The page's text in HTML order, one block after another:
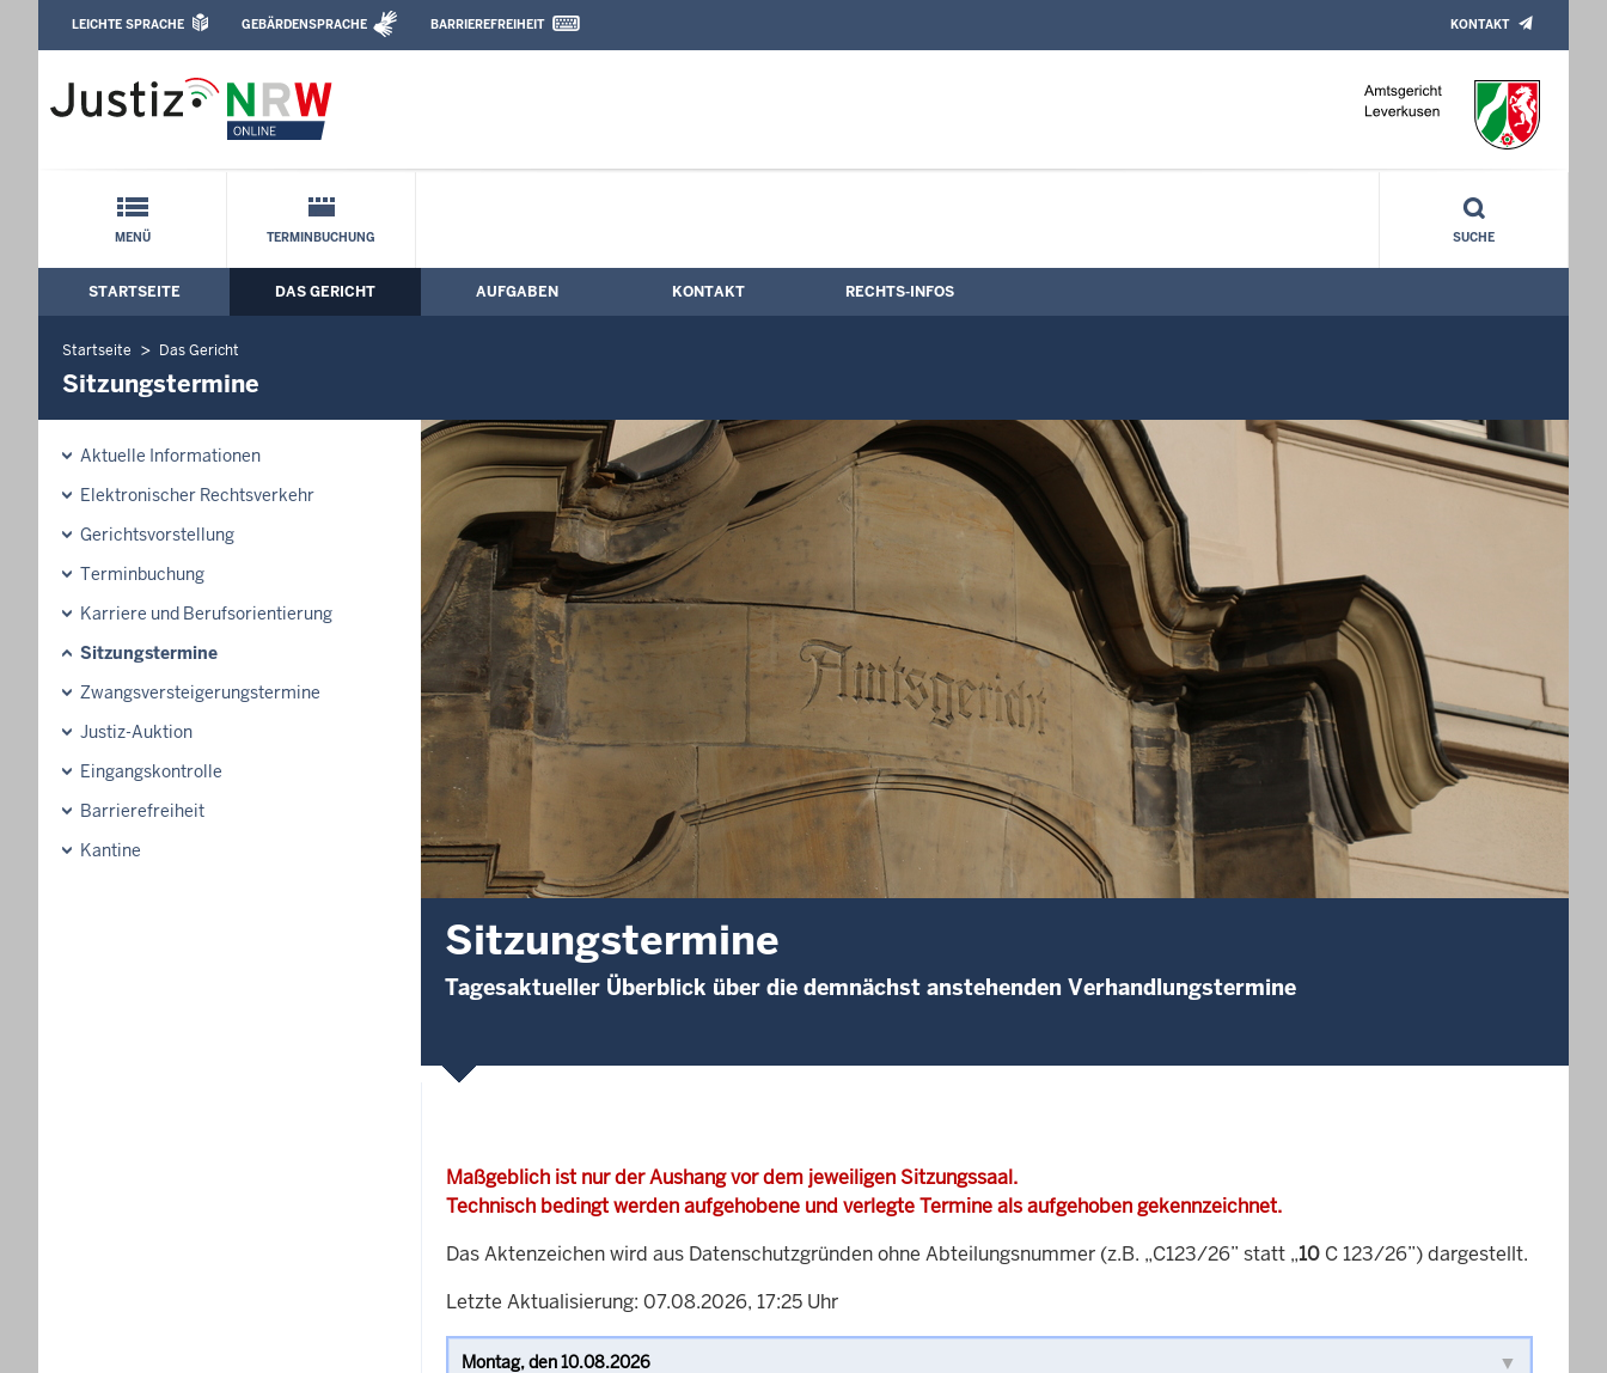
Amtsgericht Leverkusen: Sitzungstermine
Leichte Sprache, Gebärdensprachenvideo und Kontaktformular
LEICHTE SPRACHE GEBÄRDENSPRACHE BARRIEREFREIHEIT KONTAKT
Schnellnavigation mit Volltext-Suche
MENÜ TERMINBUCHUNG SUCHE
Hauptmenü: Hauptnavigation
STARTSEITE DAS GERICHT AUFGABEN KONTAKT RECHTS-INFOS
Startseite Das Gericht
Sitzungstermine
Aktuelle Informationen
Elektronischer Rechtsverkehr
Gerichtsvorstellung
Terminbuchung
Karriere und Berufsorientierung
Sitzungstermine
Zwangsversteigerungstermine
Justiz-Auktion
Eingangskontrolle
Barrierefreiheit
Kantine
Sitzungstermine
Tagesaktueller Überblick über die demnächst anstehenden Verhandlungstermine
Maßgeblich ist nur der Aushang vor dem jeweiligen Sitzungssaal.
Technisch bedingt werden aufgehobene und verlegte Termine als aufgehoben gekennzeichnet.
Das Aktenzeichen wird aus Datenschutzgründen ohne Abteilungsnummer (z.B. „C123/26” statt „10 C 123/26”) dargestellt.
Letzte Aktualisierung: 07.08.2026, 17:25 Uhr